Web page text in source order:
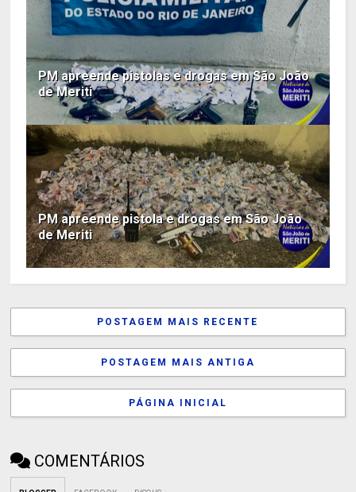
PM apreende pistolas e drogas em São João
de Meriti
PM apreende pistola e drogas em São João
de Meriti
POSTAGEM MAIS RECENTE
POSTAGEM MAIS ANTIGA
PÁGINA INICIAL
COMENTÁRIOS